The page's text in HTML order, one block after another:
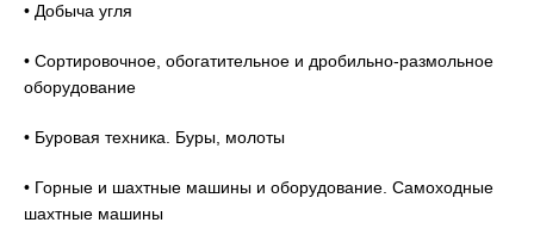
• Добыча угля
• Сортировочное, обогатительное и дробильно-размольное
оборудование
• Буровая техника. Буры, молоты
• Горные и шахтные машины и оборудование. Самоходные
шахтные машины